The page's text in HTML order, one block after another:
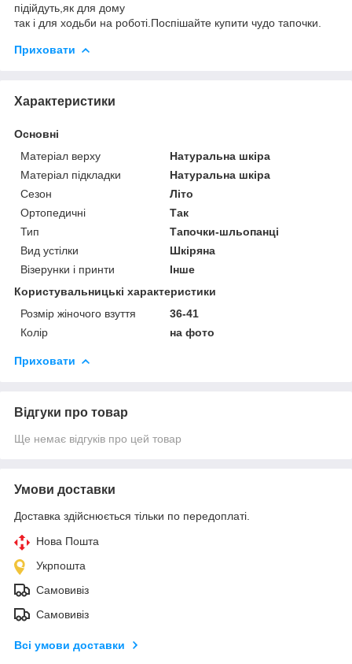
підійдуть,як для дому
так і для ходьби на роботі.Поспішайте купити чудо тапочки.
Приховати
Характеристики
Основні
Матеріал верху
Натуральна шкіра
Матеріал підкладки
Натуральна шкіра
Сезон
Літо
Ортопедичні
Так
Тип
Тапочки-шльопанці
Вид устілки
Шкіряна
Візерунки і принти
Інше
Користувальницькі характеристики
Розмір жіночого взуття
36-41
Колір
на фото
Приховати
Відгуки про товар
Ще немає відгуків про цей товар
Умови доставки
Доставка здійснюється тільки по передоплаті.
Нова Пошта
Укрпошта
Самовивіз
Самовивіз
Всі умови доставки